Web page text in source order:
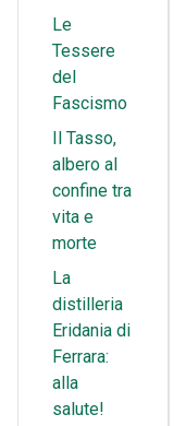
Le
Tessere
del
Fascismo
Il Tasso,
albero al
confine tra
vita e
morte
La
distilleria
Eridania di
Ferrara:
alla
salute!